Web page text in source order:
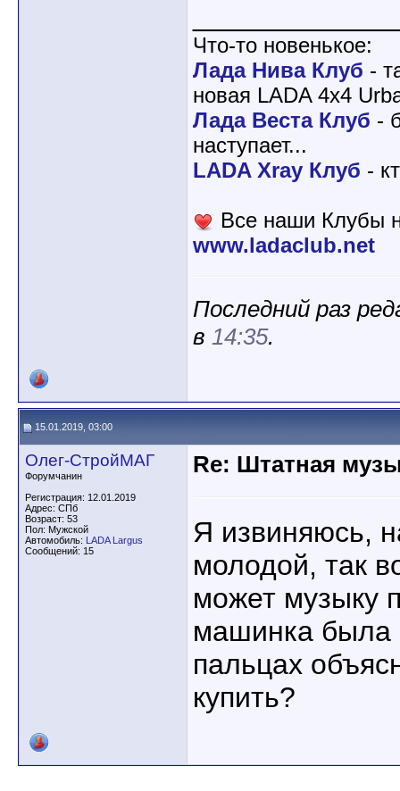
Что-то новенькое:
Лада Нива Клуб -
новая LADA 4x4
Лада Веста Клуб -
наступает...
LADA Xray Клуб -
Все наши Клубы
www.ladaclub.net
Последний раз
в 14:35.
15.01.2019, 03:00
Олег-СтройМАГ
Форумчанин
Регистрация: 12.01.2019
Адрес: СПб
Возраст: 53
Пол: Мужской
Автомобиль: LADA Largus
Сообщений: 15
Re: Штатная
Я извиняюсь,
молодой, так
может музыку
машинка была
пальцах
купить?